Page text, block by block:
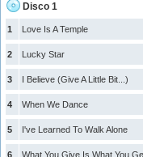
Disco 1
1 Love Is A Temple
2 Lucky Star
3 I Believe (Give A Little Bit...)
4 When We Dance
5 I've Learned To Walk Alone
6 What You Give Is What You